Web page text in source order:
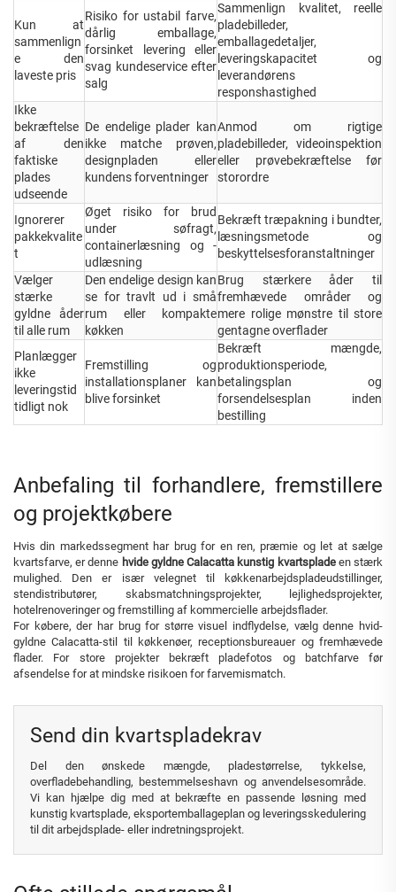
Kun at
sammenlign
e den
laveste pris
Risiko for ustabil farve,
dårlig emballage,
forsinket levering eller
svag kundeservice efter
salg
Sammenlign kvalitet, reelle
pladebilleder,
emballagedetaljer,
leveringskapacitet og
leverandørens
responshastighed
Ikke
bekræftelse
af den
faktiske
plades
udseende
De endelige plader kan
ikke matche prøven,
designpladen eller
kundens forventninger
Anmod om rigtige
pladebilleder, videoinspektion
eller prøvebekræftelse før
storordre
Ignorerer
pakkekvalite
t
Øget risiko for brud
under søfragt,
containerlæsning og -
udlæsning
Bekræft træpakning i bundter,
læsningsmetode og
beskyttelsesforanstaltninger
Vælger
stærke
gyldne åder
til alle rum
Den endelige design kan
se for travlt ud i små
rum eller kompakte
køkken
Brug stærkere åder til
fremhævede områder og
mere rolige mønstre til store
gentagne overflader
Planlægger
ikke
leveringstid
tidligt nok
Fremstilling og
installationsplaner kan
blive forsinket
Bekræft mængde,
produktionsperiode,
betalingsplan og
forsendelsesplan inden
bestilling
Anbefaling til forhandlere, fremstillere
og projektkøbere
Hvis din markedssegment har brug for en ren, præmie og let at sælge
kvartsfarve, er denne hvide gyldne Calacatta kunstig kvartsplade en stærk
mulighed. Den er især velegnet til køkkenarbejdspladeudstillinger,
stendistributører, skabsmatchningsprojekter, lejlighedsprojekter,
hotelrenoveringer og fremstilling af kommercielle arbejdsflader.
For købere, der har brug for større visuel indflydelse, vælg denne hvid-
gyldne Calacatta-stil til køkkenøer, receptionsbureauer og fremhævede
flader. For store projekter bekræft pladefotos og batchfarve før
afsendelse for at mindske risikoen for farvemismatch.
Send din kvartspladekrav
Del den ønskede mængde, pladestørrelse, tykkelse,
overfladebehandling, bestemmelseshavn og anvendelsesområde.
Vi kan hjælpe dig med at bekræfte en passende løsning med
kunstig kvartsplade, eksportemballageplan og leveringsskedulering
til dit arbejdsplade- eller indretningsprojekt.